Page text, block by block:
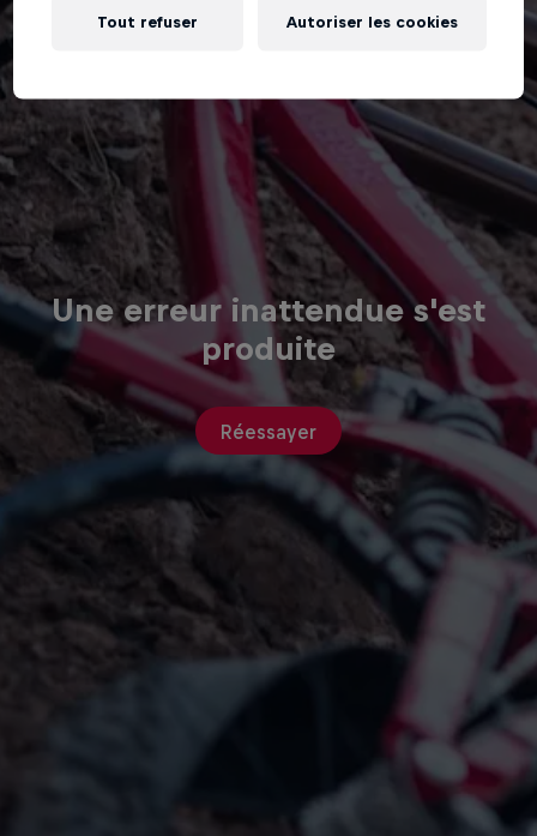
Une erreur inattendue s'est
produite
Réessayer
Tout refuser Autoriser les cookies